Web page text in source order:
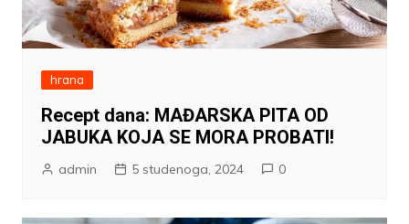
hrana
Recept dana: MAĐARSKA PITA OD
JABUKA KOJA SE MORA PROBATI!
admin 5 studenoga, 2024 0